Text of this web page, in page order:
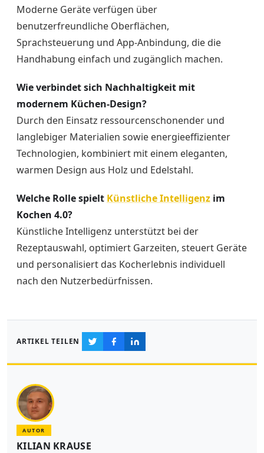
Moderne Geräte verfügen über
benutzerfreundliche Oberflächen,
Sprachsteuerung und App-Anbindung, die die
Handhabung einfach und zugänglich machen.
Wie verbindet sich Nachhaltigkeit mit
modernem Küchen-Design?
Durch den Einsatz ressourcenschonender und
langlebiger Materialien sowie energieeffizienter
Technologien, kombiniert mit einem eleganten,
warmen Design aus Holz und Edelstahl.
Welche Rolle spielt Künstliche Intelligenz im
Kochen 4.0?
Künstliche Intelligenz unterstützt bei der
Rezeptauswahl, optimiert Garzeiten, steuert Geräte
und personalisiert das Kocherlebnis individuell
nach den Nutzerbedürfnissen.
ARTIKEL TEILEN
AUTOR
KILIAN KRAUSE